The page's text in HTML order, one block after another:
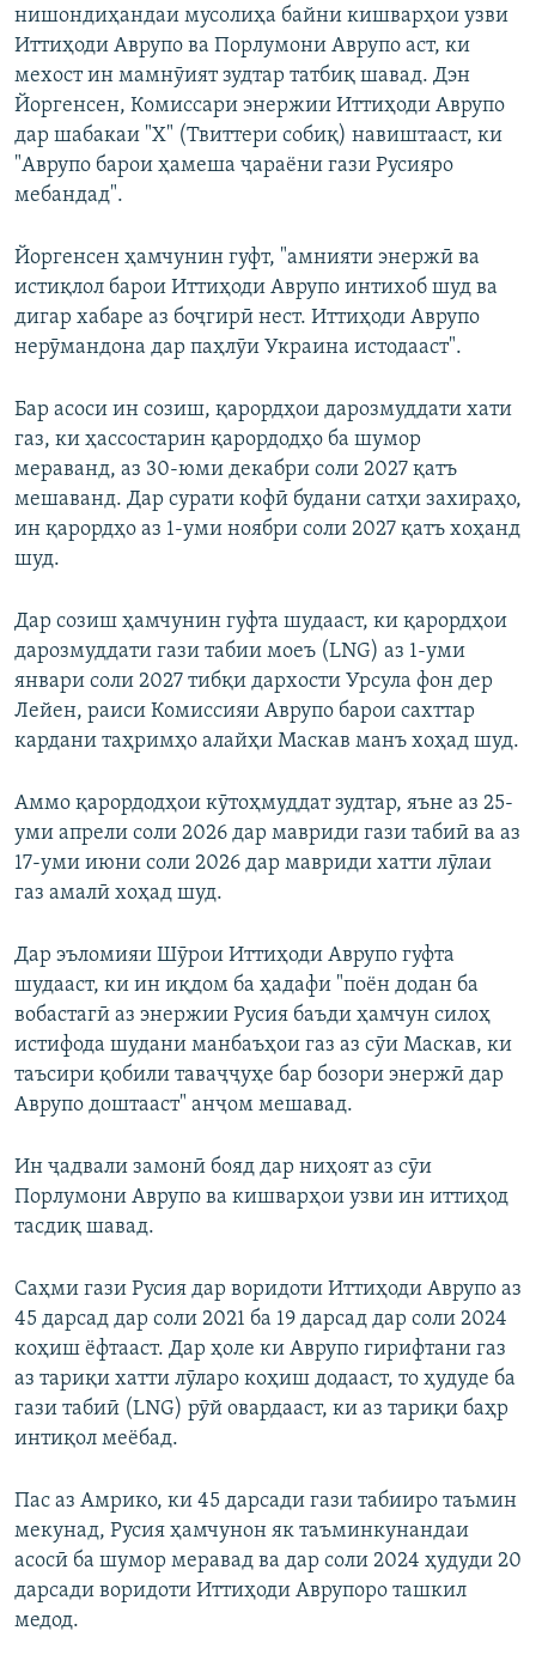
нишондиҳандаи мусолиҳа байни кишварҳои узви
Иттиҳоди Аврупо ва Порлумони Аврупо аст, ки
мехост ин мамнӯият зудтар татбиқ шавад. Дэн
Йоргенсен, Комиссари энержии Иттиҳоди Аврупо
дар шабакаи "Х" (Твиттери собиқ) навиштааст, ки
"Аврупо барои ҳамеша ҷараёни гази Русияро
мебандад".
Йоргенсен ҳамчунин гуфт, "амнияти энержӣ ва
истиқлол барои Иттиҳоди Аврупо интихоб шуд ва
дигар хабаре аз боҷгирӣ нест. Иттиҳоди Аврупо
нерӯмандона дар паҳлӯи Украина истодааст".
Бар асоси ин созиш, қарордҳои дарозмуддати хати
газ, ки ҳассостарин қарордодҳо ба шумор
мераванд, аз 30-юми декабри соли 2027 қатъ
мешаванд. Дар сурати кофӣ будани сатҳи захираҳо,
ин қарордҳо аз 1-уми ноябри соли 2027 қатъ хоҳанд
шуд.
Дар созиш ҳамчунин гуфта шудааст, ки қарордҳои
дарозмуддати гази табии моеъ (LNG) аз 1-уми
январи соли 2027 тибқи дархости Урсула фон дер
Лейен, раиси Комиссияи Аврупо барои сахттар
кардани таҳримҳо алайҳи Маскав манъ хоҳад шуд.
Аммо қарордодҳои кӯтоҳмуддат зудтар, яъне аз 25-
уми апрели соли 2026 дар мавриди гази табиӣ ва аз
17-уми июни соли 2026 дар мавриди хатти лӯлаи
газ амалӣ хоҳад шуд.
Дар эъломияи Шӯрои Иттиҳоди Аврупо гуфта
шудааст, ки ин иқдом ба ҳадафи "поён додан ба
вобастагӣ аз энержии Русия баъди ҳамчун силоҳ
истифода шудани манбаъҳои газ аз сӯи Маскав, ки
таъсири қобили таваҷҷуҳе бар бозори энержӣ дар
Аврупо доштааст" анҷом мешавад.
Ин ҷадвали замонӣ бояд дар ниҳоят аз сӯи
Порлумони Аврупо ва кишварҳои узви ин иттиҳод
тасдиқ шавад.
Саҳми гази Русия дар воридоти Иттиҳоди Аврупо аз
45 дарсад дар соли 2021 ба 19 дарсад дар соли 2024
коҳиш ёфтааст. Дар ҳоле ки Аврупо гирифтани газ
аз тариқи хатти лӯларо коҳиш додааст, то ҳудуде ба
гази табиӣ (LNG) рӯй овардааст, ки аз тариқи баҳр
интиқол меёбад.
Пас аз Амрико, ки 45 дарсади гази табииро таъмин
мекунад, Русия ҳамчунон як таъминкунандаи
асосӣ ба шумор меравад ва дар соли 2024 ҳудуди 20
дарсади воридоти Иттиҳоди Аврупоро ташкил
медод.